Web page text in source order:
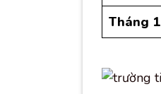
Tháng 1